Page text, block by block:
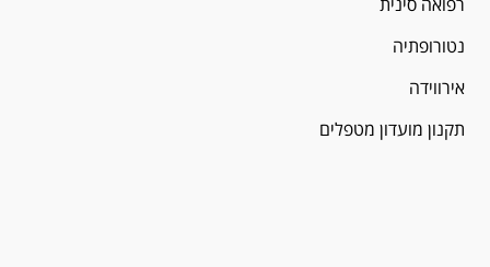
נטורופתיה
אירווידה
תקנון מועדון מטפלים